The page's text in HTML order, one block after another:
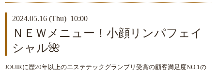
2024.05.16 (Thu) 10:00
ＮＥＷメニュー！小顔リンパフェイ
シャル🌺
JOUIRに歴20年以上のエステテックグランプリ受賞の顧客満足度NO.1の